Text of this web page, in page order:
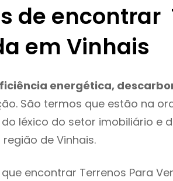
de encontrar
em Vinhais
energética,
São termos que estão na
léxico do setor imobiliário e
de Vinhais.
encontrar Terrenos Para